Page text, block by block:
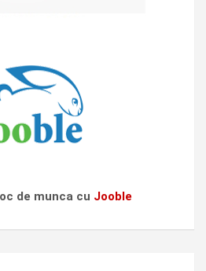
de munca cu Jooble